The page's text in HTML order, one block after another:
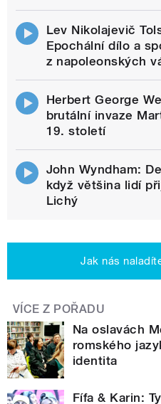
Lev Nikolajevič
Epochální dílo a
z napoleonských
Herbert George
brutální invaze
19. století
John Wyndham:
když většina lidí
Lichý
Jak nás
VÍCE Z POŘADU
Na oslavách
romského
identita
Fífa & Karin: